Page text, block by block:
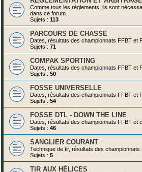
Comme tous les règlements, ils sont
dans ce forum.
Sujets : 113
PARCOURS DE CHASSE
Dates, résultats des championnats FFBT et
Sujets : 71
COMPAK SPORTING
Dates, résultats des championnats FFBT et
Sujets : 50
FOSSE UNIVERSELLE
Dates, résultats des championnats FFBT et
Sujets : 54
FOSSE DTL - DOWN THE LINE
Dates, résultats des championnats FFBT et
Sujets : 46
SANGLIER COURANT
Technique de tir, résultats des championnats
Sujets : 5
TIR AUX HÉLICES